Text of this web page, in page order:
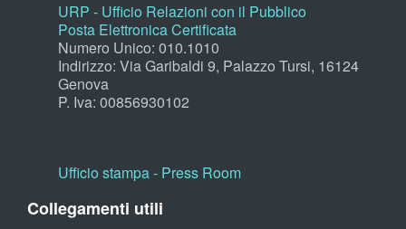
URP - Ufficio Relazioni con il Pubblico
Posta Elettronica Certificata
Numero Unico: 010.1010
Indirizzo: Via Garibaldi 9, Palazzo Tursi, 16124
Genova
P. Iva: 00856930102
Ufficio stampa - Press Room
Collegamenti utili